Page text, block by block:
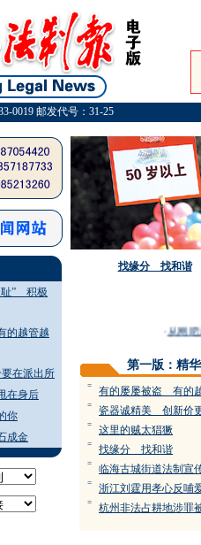
0019 邮发代号：31-25
耻” 积极
的越管越
在派出所
在身后
你
成金
找缘分 找和谐
从网吧
第一版：精
= 有的屡屡被盗 有的
= 瓷器诚精美 创新价
= 这里的贼太猖獗
= 找缘分 找和谐
= 临海古城街道法制宣
= 浙江刘霆用孝心反哺
= 杭州非法占耕地涉罪